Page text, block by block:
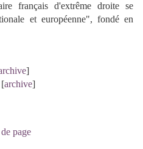
français d'extrême droite se
et européenne", fondé en
]
[archive]
page